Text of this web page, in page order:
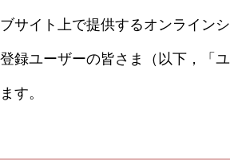
サイト上で提供するオンライン
録ユーザーの皆さま（以下，「
す。